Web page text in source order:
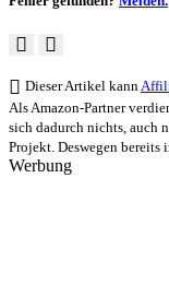
Dieser Artikel kann
Als Amazon-Partner
sich dadurch nichts, auch
Projekt. Deswegen bereits
Werbung